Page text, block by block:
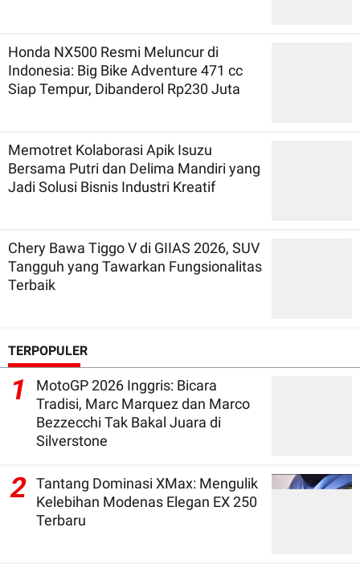
Honda NX500 Resmi Meluncur di
Indonesia: Big Bike Adventure 471 cc
Siap Tempur, Dibanderol Rp230 Juta
Memotret Kolaborasi Apik Isuzu
Bersama Putri dan Delima Mandiri yang
Jadi Solusi Bisnis Industri Kreatif
Chery Bawa Tiggo V di GIIAS 2026, SUV
Tangguh yang Tawarkan Fungsionalitas
Terbaik
TERPOPULER
1
MotoGP 2026 Inggris: Bicara
Tradisi, Marc Marquez dan Marco
Bezzecchi Tak Bakal Juara di
Silverstone
2 Tantang Dominasi XMax: Mengulik
Kelebihan Modenas Elegan EX 250
Terbaru